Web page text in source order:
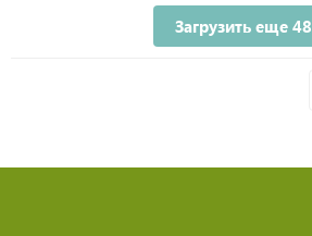
Загрузить еще 48